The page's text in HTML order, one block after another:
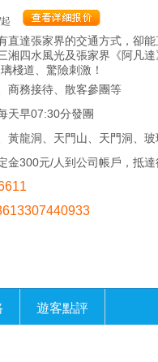
直達張家界的交通方式，卻
湘四水風光及張家界《阿凡達
棧道、驚險刺激！
商務接待、散客參團等
天早07:30分發團
黃龍洞、天門山、天門洞、玻
金300元/人到公司帳戶，抵達
遊客點評